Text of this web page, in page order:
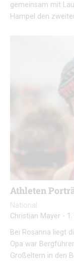
gemeinsam mit
Hampel den
Athleten
National
Christian Mayer -
Bei Rosanna liegt
Opa war
Großeltern in den